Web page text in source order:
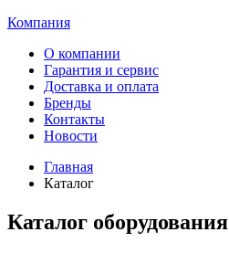
Компания
О компании
Гарантия и сервис
Доставка и оплата
Бренды
Контакты
Новости
Главная
Каталог
Каталог оборудования